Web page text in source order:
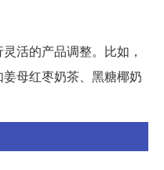
活的产品调整。比如，
母红枣奶茶、黑糖椰奶